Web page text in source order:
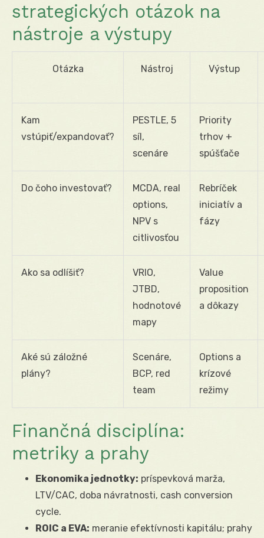
strategických otázok na
nástroje a výstupy
Otázka Nástroj Výstup
Kam
vstúpiť/expandovať?
PESTLE, 5
síl,
scenáre
Priority
trhov +
spúšťače
Do čoho investovať?
MCDA, real
options,
NPV s
citlivosťou
Rebríček
iniciatív a
fázy
Ako sa odlíšiť?
VRIO,
JTBD,
hodnotové
mapy
Value
proposition
a dôkazy
Aké sú záložné
plány?
Scenáre,
BCP, red
team
Options a
krízové
režimy
Finančná disciplína:
metriky a prahy
Ekonomika jednotky: príspevková marža,
LTV/CAC, doba návratnosti, cash conversion
cycle.
ROIC a EVA: meranie efektívnosti kapitálu; prahy